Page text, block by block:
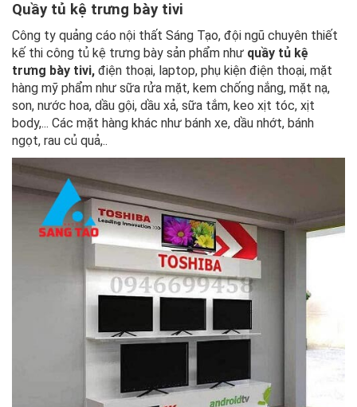
Quầy tủ kệ trưng bày tivi
Công ty quảng cáo nội thất Sáng Tạo, đội ngũ chuyên thiết
kế thi công tủ kệ trưng bày sản phẩm như quầy tủ kệ
trưng bày tivi, điện thoại, laptop, phụ kiện điện thoại, mặt
hàng mỹ phẩm như sữa rửa mặt, kem chống nắng, mặt nạ,
son, nước hoa, dầu gội, dầu xả, sữa tắm, keo xịt tóc, xịt
body,... Các mặt hàng khác như bánh xe, dầu nhớt, bánh
ngọt, rau củ quả,..